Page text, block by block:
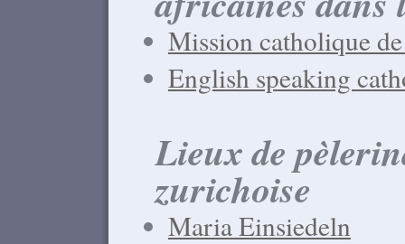
Mission catholique
English speaking
Lieux de
zurichoise
Maria Einsiedeln